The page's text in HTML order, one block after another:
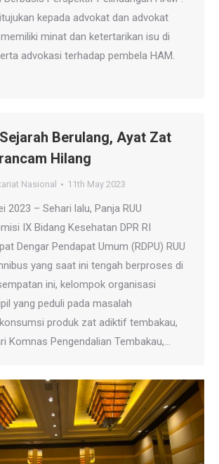
kepada advokat dan advokat
minat dan ketertarikan isu di
advokasi terhadap pembela HAM.
Berulang, Ayat Zat
Hilang
Nasional 11th May 2023
2023 – Sehari lalu, Panja RUU
IX Bidang Kesehatan DPR RI
Dengar Pendapat Umum (RDPU) RUU
yang saat ini tengah berproses di
ini, kelompok organisasi
yang peduli pada masalah
produk zat adiktif tembakau,
Komnas Pengendalian Tembakau,…